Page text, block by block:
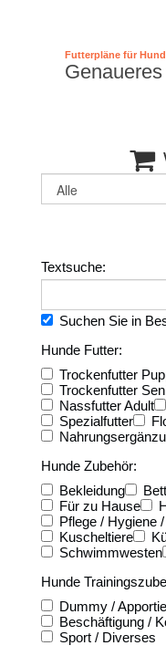
Futterpläne für

Textsuche:
Suchen Sie in
Hunde Futter:
Trockenfutter
Trockenfutter
Nassfutter Adult
Spezialfutter
Hunde Zubehör:
Bekleidung
Für zu Hause
Pflege / Hygiene
Kuscheltiere
Schwimmwesten
Hunde
Dummy /
Beschäftigung /
Sport / Diverses